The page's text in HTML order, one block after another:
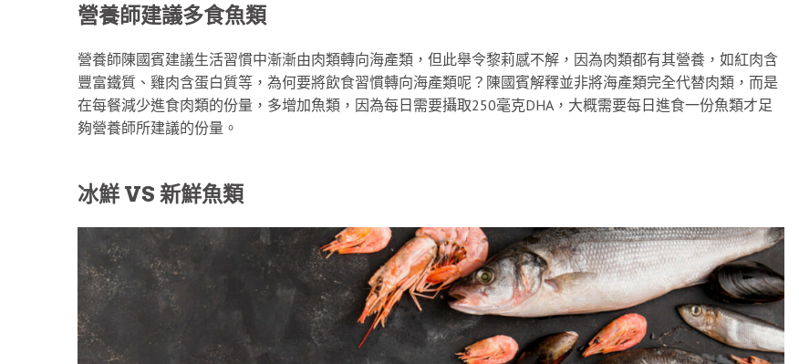
營養師建議多食魚類
營養師陳國賓建議生活習慣中漸漸由肉類轉向海產類，但此舉令黎莉感不解，因為肉類都有其營養，如紅肉含
豐富鐵質、雞肉含蛋白質等，為何要將飲食習慣轉向海產類呢？陳國賓解釋並非將海產類完全代替肉類，而是
在每餐減少進食肉類的份量，多增加魚類，因為每日需要攝取250毫克DHA，大概需要每日進食一份魚類才足
夠營養師所建議的份量。
冰鮮 VS 新鮮魚類